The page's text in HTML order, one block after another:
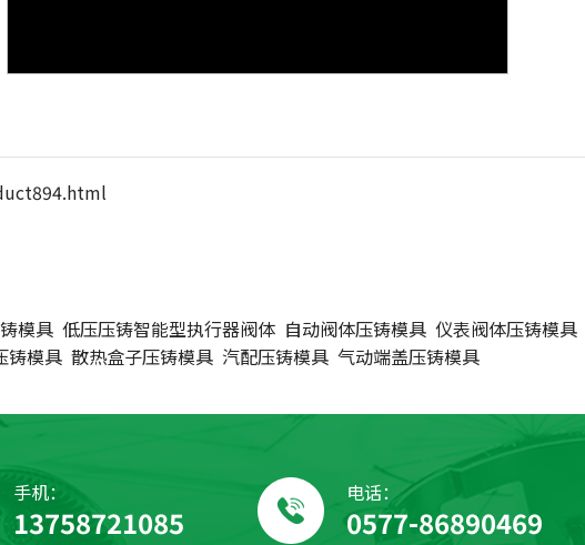
模具 低压压铸智能型执行器阀体 自动阀体压铸模具 仪表阀体压铸模具
铸模具 散热盒子压铸模具 汽配压铸模具 气动端盖压铸模具
手机：
13758721085
电话：
0577-86890469